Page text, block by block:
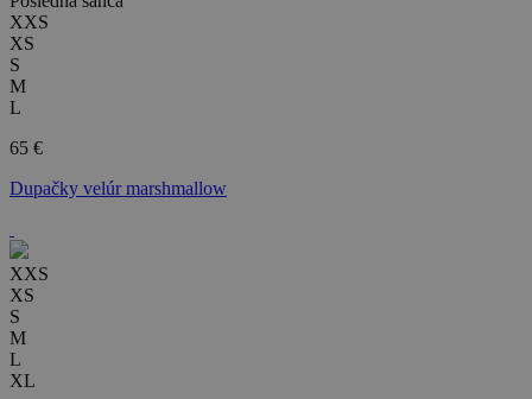
XXS
XS
S
M
L
65 €
Dupačky velúr marshmallow
XXS
XS
S
M
L
XL